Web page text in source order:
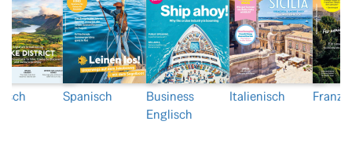
Spanisch
Business
Englisch
Italienisch